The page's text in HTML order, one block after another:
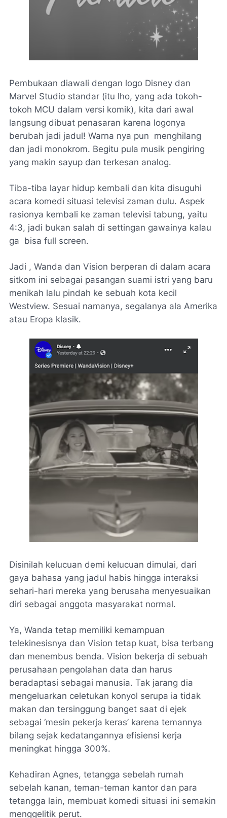
Pembukaan diawali dengan logo Disney dan
Marvel Studio standar (itu lho, yang ada tokoh-
tokoh MCU dalam versi komik), kita dari awal
langsung dibuat penasaran karena logonya
berubah jadi jadul! Warna nya pun menghilang
dan jadi monokrom. Begitu pula musik pengiring
yang makin sayup dan terkesan analog.
Tiba-tiba layar hidup kembali dan kita disuguhi
acara komedi situasi televisi zaman dulu. Aspek
rasionya kembali ke zaman televisi tabung, yaitu
4:3, jadi bukan salah di settingan gawainya kalau
ga bisa full screen.
Jadi , Wanda dan Vision berperan di dalam acara
sitkom ini sebagai pasangan suami istri yang baru
menikah lalu pindah ke sebuah kota kecil
Westview. Sesuai namanya, segalanya ala Amerika
atau Eropa klasik.
Disinilah kelucuan demi kelucuan dimulai, dari
gaya bahasa yang jadul habis hingga interaksi
sehari-hari mereka yang berusaha menyesuaikan
diri sebagai anggota masyarakat normal.
Ya, Wanda tetap memiliki kemampuan
telekinesisnya dan Vision tetap kuat, bisa terbang
dan menembus benda. Vision bekerja di sebuah
perusahaan pengolahan data dan harus
beradaptasi sebagai manusia. Tak jarang dia
mengeluarkan celetukan konyol serupa ia tidak
makan dan tersinggung banget saat di ejek
sebagai ‘mesin pekerja keras’ karena temannya
bilang sejak kedatangannya efisiensi kerja
meningkat hingga 300%.
Kehadiran Agnes, tetangga sebelah rumah
sebelah kanan, teman-teman kantor dan para
tetangga lain, membuat komedi situasi ini semakin
menggelitik perut.